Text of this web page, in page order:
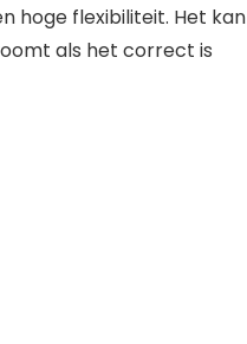
hoge flexibiliteit. Het kan
als het correct is